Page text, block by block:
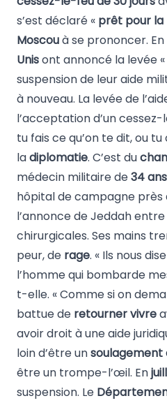
s’est déclaré « prêt pour la
Moscouà se prononcer.
Unisont annoncé la levée «
suspension de leur aide
à nouveau. La levée de
l’acceptation d’un
tu fais ce qu’on te dit, ou
ladiplomatie. C’est du
médecin militaire de34 ans
hôpital de campagne près
l’annonce de Jeddah
chirurgicales. Ses mains
peur, de rage. « Ils nous
l’homme qui bombarde
t-elle. « Comme si on
battue de retourner vivre
avoir droit à une aide
loin d’être unsoulagement
être un trompe-l’œil. En
suspension. Le